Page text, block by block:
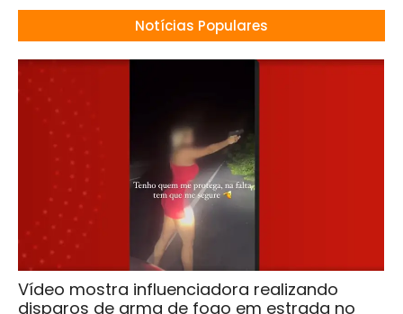
Notícias Populares
Vídeo mostra influenciadora realizando
disparos de arma de fogo em estrada no